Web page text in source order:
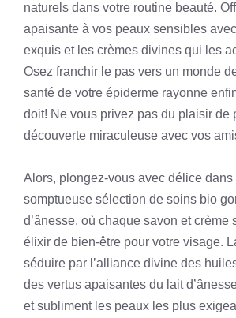
naturels dans votre routine beauté.
apaisante à vos peaux sensibles
exquis et les crèmes divines qui les
Osez franchir le pas vers un monde
santé de votre épiderme rayonne
doit! Ne vous privez pas du plaisir de
découverte miraculeuse avec vos
Alors, plongez-vous avec délice dans
somptueuse sélection de soins bio
d’ânesse, où chaque savon et crème
élixir de bien-être pour votre visage.
séduire par l’alliance divine des
des vertus apaisantes du lait
et subliment les peaux les plus